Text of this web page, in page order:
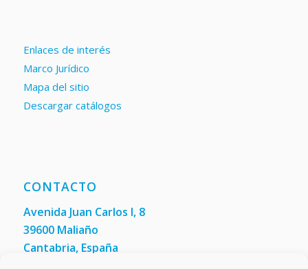
Enlaces de interés
Marco Jurídico
Mapa del sitio
Descargar catálogos
CONTACTO
Avenida Juan Carlos I, 8
39600 Maliaño
Cantabria, España